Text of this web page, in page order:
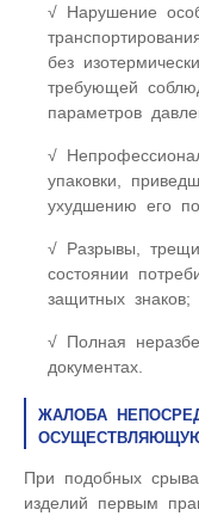
Нарушение
без
требующей
параметров
упаковки,
ухудшению его
Разрывы,
состоянии
защитных знаков;
Полная
документах.
ЖАЛОБА
При подобных
изделий первым